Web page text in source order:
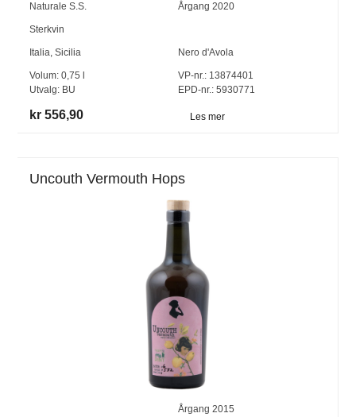
Naturale S.S. Årgang 2020
Sterkvin
Italia,Sicilia Nero d'Avola
Volum:0,75
Utvalg: BU
VP-nr.:13874401
EPD-nr.: 5930771
kr 556,90 Les mer
Uncouth Vermouth Hops
Årgang 2015